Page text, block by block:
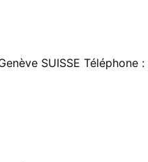
SUISSE Téléphone